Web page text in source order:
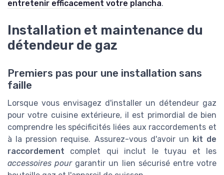
entretenir efficacement votre plancha.
Installation et maintenance du
détendeur de gaz
Premiers pas pour une installation sans
faille
Lorsque vous envisagez d'installer un détendeur gaz
pour votre cuisine extérieure, il est primordial de bien
comprendre les spécificités liées aux raccordements et
à la pression requise. Assurez-vous d'avoir un kit de
raccordement complet qui inclut le tuyau et les
accessoires pourgarantir un lien sécurisé entre votre